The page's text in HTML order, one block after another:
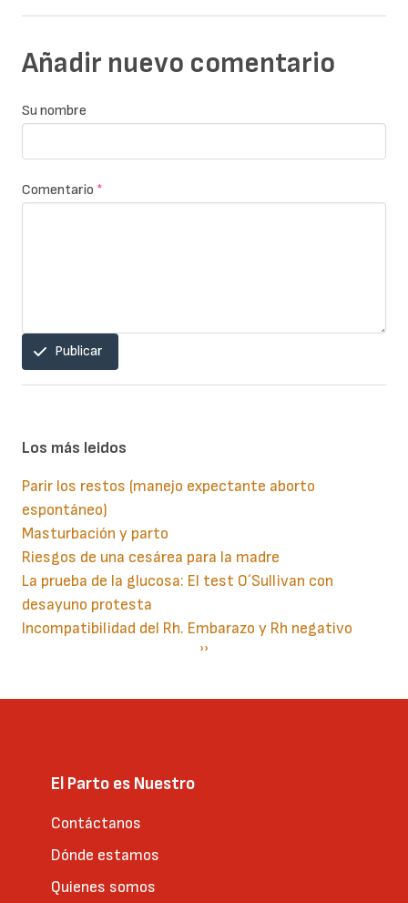
Añadir nuevo comentario
Su nombre
Comentario *
Publicar
Los más leidos
Parir los restos (manejo expectante aborto
espontáneo)
Masturbación y parto
Riesgos de una cesárea para la madre
La prueba de la glucosa: El test O´Sullivan con
desayuno protesta
Incompatibilidad del Rh. Embarazo y Rh negativo
Siguiente
››
El Parto es Nuestro
Contáctanos
Dónde estamos
Quienes somos